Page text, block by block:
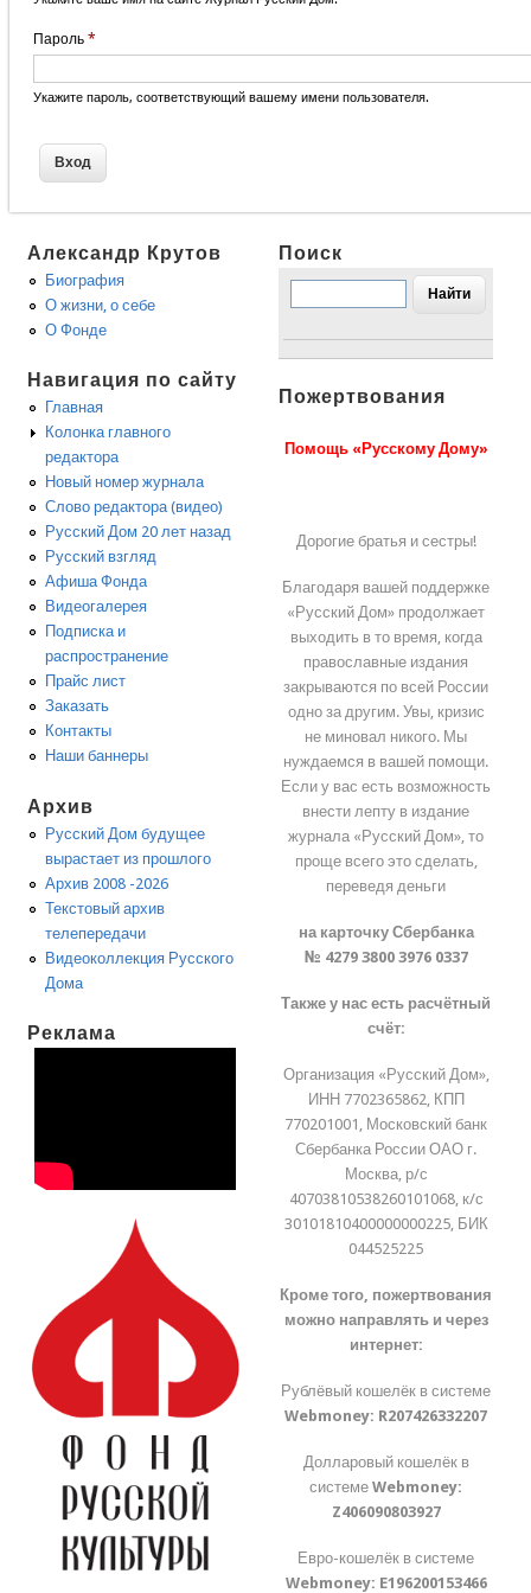
Пароль *
Укажите пароль, соответствующий вашему имени пользователя.
Александр Крутов
Биография
О жизни, о себе
О Фонде
Навигация по сайту
Главная
Колонка главного
редактора
Новый номер журнала
Слово редактора (видео)
Русский Дом 20 лет назад
Русский взгляд
Афиша Фонда
Видеогалерея
Подписка и
распространение
Прайс лист
Заказать
Контакты
Наши баннеры
Архив
Русский Дом будущее
вырастает из прошлого
Архив 2008 -2026
Текстовый архив
телепередачи
Видеоколлекция Русского
Дома
Реклама
Поиск
Пожертвования
Помощь «Русскому Дому»
Дорогие братья и сестры!
Благодаря вашей поддержке
«Русский Дом» продолжает
выходить в то время, когда
православные издания
закрываются по всей России
одно за другим. Увы, кризис
не миновал никого. Мы
нуждаемся в вашей помощи.
Если у вас есть возможность
внести лепту в издание
журнала «Русский Дом», то
проще всего это сделать,
переведя деньги
на карточку Сбербанка
№ 4279 3800 3976 0337
Также у нас есть расчётный
счёт:
Организация «Русский Дом»,
ИНН 7702365862, КПП
770201001, Московский банк
Сбербанка России ОАО г.
Москва, р/с
40703810538260101068, к/с
30101810400000000225, БИК
044525225
Кроме того, пожертвования
можно направлять и через
интернет:
Рублёвый кошелёк в системе
Webmoney: R207426332207
Долларовый кошелёк в
системеWebmoney:
Z406090803927
Евро-кошелёк в системе
Webmoney: E196200153466